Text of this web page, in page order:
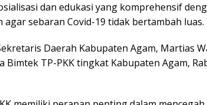
dan edukasi yang komprehensif
sebaran Covid-19 tidak bertambah luas.
Daerah Kabupaten Agam, Martias
Bimtek TP-PKK tingkat Kabupaten Agam,